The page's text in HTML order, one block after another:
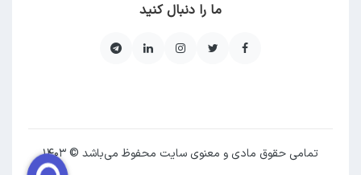
ما را دنبال کنید
تمامی حقوق مادی و معنوی سایت محفوظ می‌باشد © ۱۴۰۳